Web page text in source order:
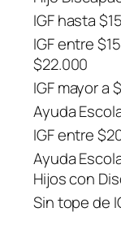
IGF hasta
IGF entre
$22.000
IGF mayor a
Ayuda
IGF entre
Ayuda
Hijos con
Sin tope de